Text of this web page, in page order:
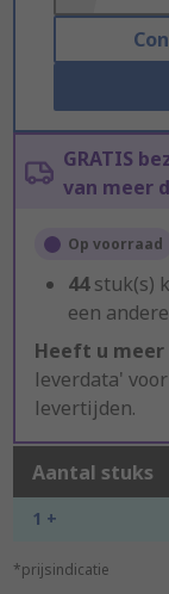
GRATIS
van meer
Op voorraad
44stuk(s)
een
Heeft u meer
leverdata'
levertijden.
Aantal stuks
1 +
*prijsindicatie